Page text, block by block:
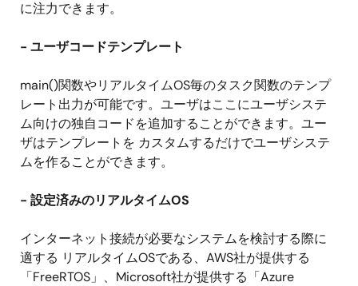
に注力できます。
- ユーザコードテンプレート
main()関数やリアルタイムOS毎のタスク関数のテンプ
レート出力が可能です。ユーザはここにユーザシステ
ム向けの独自コードを追加することができます。ユー
ザはテンプレートを カスタムするだけでユーザシステ
ムを作ることができます。
- 設定済みのリアルタイムOS
インターネット接続が必要なシステムを検討する際に
適する リアルタイムOSである、AWS社が提供する
「FreeRTOS」、Microsoft社が提供する「Azure